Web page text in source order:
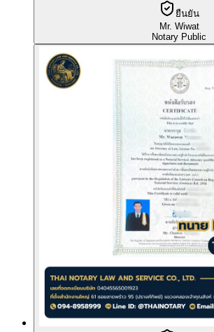
ยืนยัน
Mr. Wiwat
Notary Public